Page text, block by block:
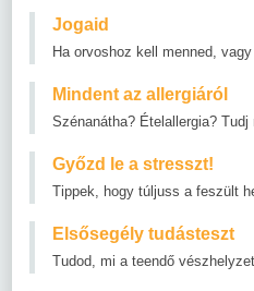
Jogaid
Ha orvoshoz kell menned,
Mindent az allergiáról
Szénanátha? Ételallergia? Tudj
Győzd le a stresszt!
Tippek, hogy túljuss a feszült
Elsősegély tudásteszt
Tudod, mi a teendő